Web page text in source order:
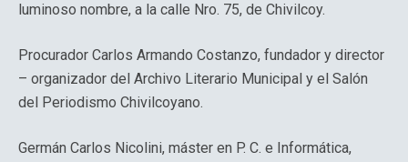
luminoso nombre, a la calle Nro. 75, de Chivilcoy.
Procurador Carlos Armando Costanzo, fundador y director
– organizador del Archivo Literario Municipal y el Salón
del Periodismo Chivilcoyano.
Germán Carlos Nicolini, máster en P. C. e Informática,